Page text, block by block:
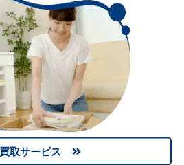
取サービス